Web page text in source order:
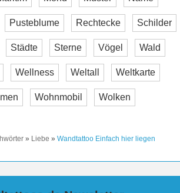
Pusteblume Rechtecke Schilder
Städte Sterne Vögel Wald
Wellness Weltall Weltkarte
Wohnmobil Wolken
» Liebe » Wandtattoo Einfach hier liegen